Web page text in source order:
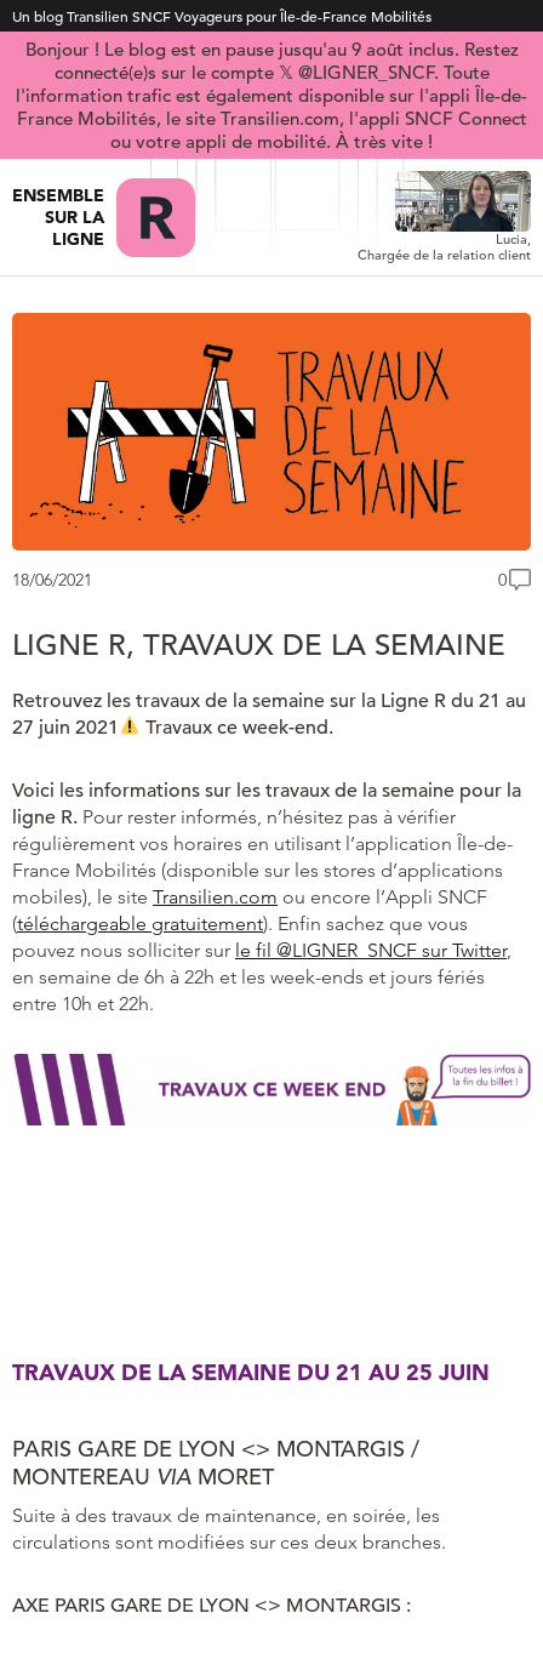
Un blog Transilien SNCF Voyageurs pour Île-de-France Mobilités
Bonjour ! Le blog est en pause jusqu'au 9 août inclus. Restez
connecté(e)s sur le compte 𝕏 @LIGNER_SNCF. Toute
l'information trafic est également disponible sur l'appli Île-de-
France Mobilités, le site Transilien.com, l'appli SNCF Connect
ou votre appli de mobilité. À très vite !
ENSEMBLE
SUR LA
LIGNE
Lucia,
Chargée de la relation client
18/06/2021 0
LIGNE R, TRAVAUX DE LA SEMAINE
Retrouvez les travaux de la semaine sur la Ligne R du 21 au
27 juin 2021
Travaux ce week-end.
Voici les informations sur les travaux de la semaine pour la
ligne R. Pour rester informés, n’hésitez pas à vérifier
régulièrement vos horaires en utilisant l’application Île-de-
France Mobilités (disponible sur les stores d’applications
mobiles), le site Transilien.com ou encore l’Appli SNCF
(téléchargeable gratuitement). Enfin sachez que vous
pouvez nous solliciter sur le fil @LIGNER_SNCF sur Twitter,
en semaine de 6h à 22h et les week-ends et jours fériés
entre 10h et 22h.
TRAVAUX DE LA SEMAINE DU 21 AU 25 JUIN
PARIS GARE DE LYON <> MONTARGIS /
MONTEREAU VIA MORET
Suite à des travaux de maintenance, en soirée, les
circulations sont modifiées sur ces deux branches.
AXE PARIS GARE DE LYON <> MONTARGIS :